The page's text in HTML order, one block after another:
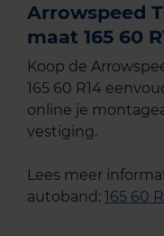
Arrowspeed
maat 165 60
Koop de
165 60 R14
online je
vestiging.
Lees meer
autoband: 165 60